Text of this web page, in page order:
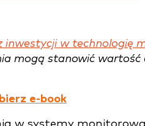
inwestycji w technologię
mogą stanowić wartość
e-book